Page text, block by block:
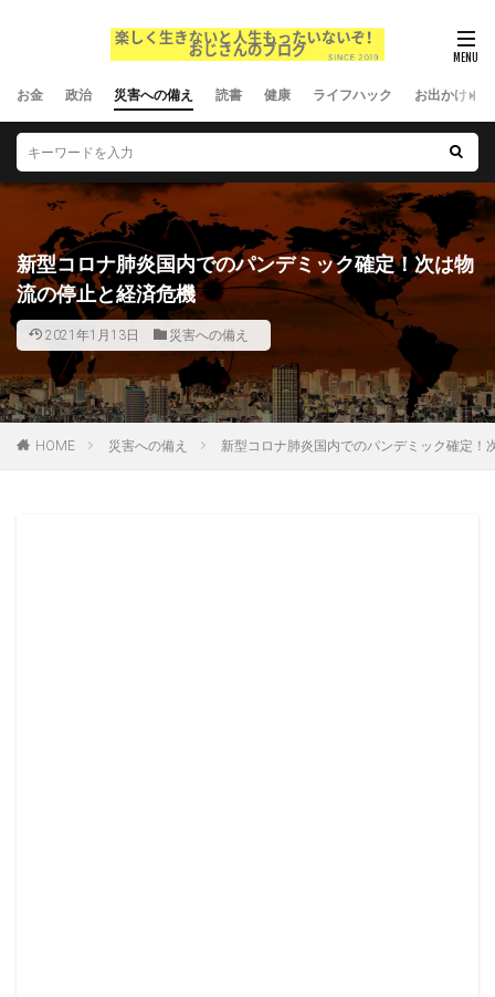
お金 政治 災害への備え 読書 健康 ライフハック お出かけ
新型コロナ肺炎国内でのパンデミック確定！次は物
流の停止と経済危機
2021年1月13日 災害への備え
HOME 災害への備え 新型コロナ肺炎国内でのパンデミック確定！